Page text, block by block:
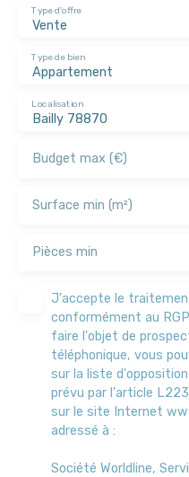
Vente
Type d'offre
Appartement
Type de bien
Bailly 78870
Localisation
Budget max (€)
Surface min (m²)
Pièces min
J'accepte le
conformément au
faire l'objet de
téléphonique, vous
sur la liste
prévu par l'article
sur le site Internet
adressé à :
Société Worldline,